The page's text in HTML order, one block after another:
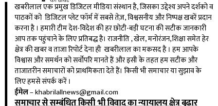
खबरीलाल एक प्रमुख डिजिटल मीडिया संस्थान है, जिसका उद्देश्य अपने दर्शको व
पाठकों को डिजिटल प्लेट फॉर्म में सबसे तेज़, विश्वसनीय और निष्पक्ष खबरें प्रदान
करना है । हमारी टीम देश-विदेश की हर छोटी-बड़ी घटना की सटीक जानकारी
आप तक पहुंचाने के लिए प्रतिबद्ध है। राजनीति , खेल, मनोरंजन,शिक्षा समेत हेर
क्षेत्र की खबर व ताजा रिपोर्ट देना ही खबरीलाल का मकसद है । हम आपके
विश्वास और समर्थन को सर्वोपरि मानते हैं और इसी के तहत हम सटीक और
ताजातरीन समाचारों को प्राथमिकता देते हैं। किसी भी समाचार या सुझाव के
लिए हमसे संपर्क करें ।
ईमेल–khabrilallnews@gmail.com
समाचार से सम्बंधित किसी भी विवाद का न्यायालय क्षेत्र बुढ़ार